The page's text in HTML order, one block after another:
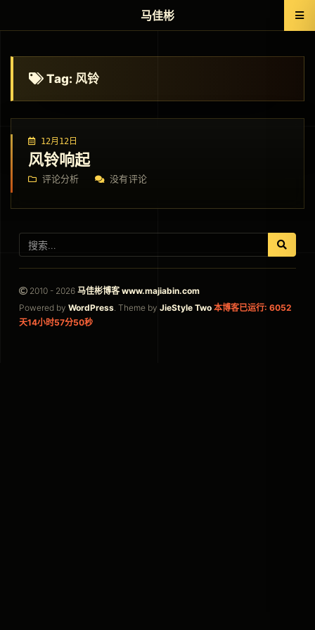
Tag: 风铃
12月12日
风铃响起
评论分析 没有评论
2010 - 2026 马佳彬博客 www.majiabin.com
Powered by WordPress. Theme by JieStyle Two 本博客已运行: 6052
天14小时57分50秒
马佳彬